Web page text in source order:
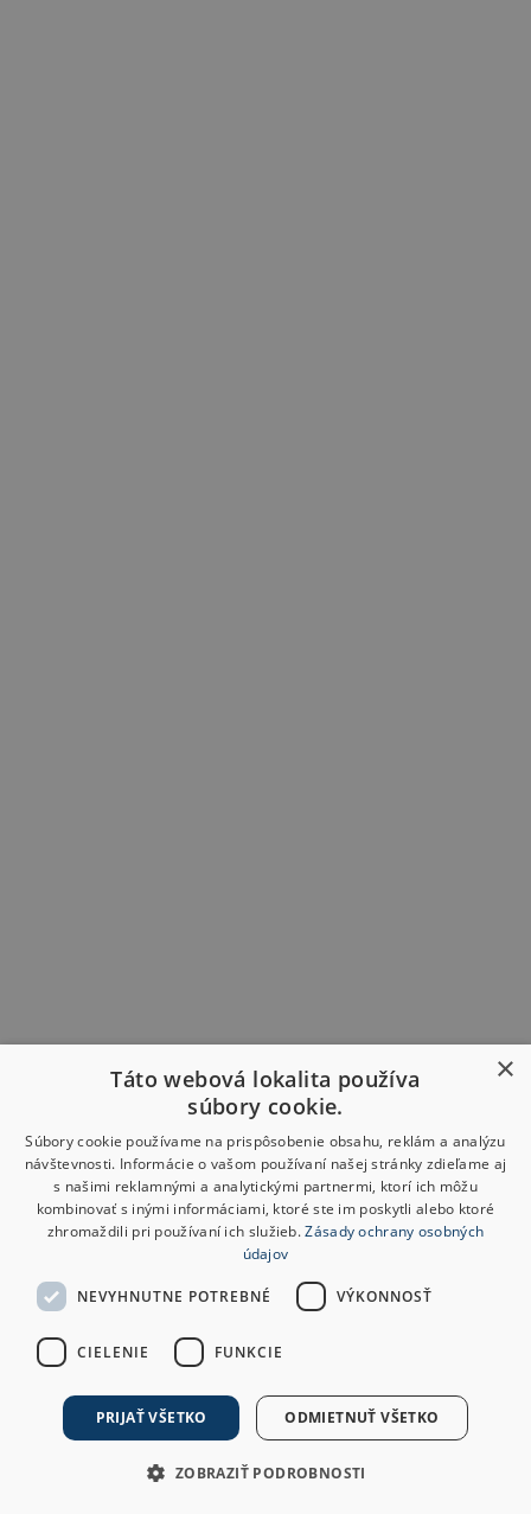
×
Táto webová lokalita používa
súbory cookie.
Súbory cookie používame na prispôsobenie obsahu, reklám a analýzu
návštevnosti. Informácie o vašom používaní našej stránky zdieľame aj
s našimi reklamnými a analytickými partnermi, ktorí ich môžu
kombinovať s inými informáciami, ktoré ste im poskytli alebo ktoré
zhromaždili pri používaní ich služieb.Zásady ochrany osobných
údajov
NEVYHNUTNE POTREBNÉ VÝKONNOSŤ
CIELENIE FUNKCIE
PRIJAŤ VŠETKO ODMIETNUŤ VŠETKO
ZOBRAZIŤ PODROBNOSTI